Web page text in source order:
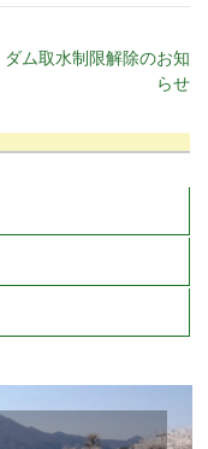
ダム取水制限解除のお知
らせ